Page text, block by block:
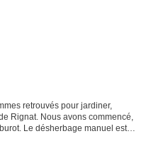
retrouvés pour jardiner,
Rignat. Nous avons commencé,
Le désherbage manuel est